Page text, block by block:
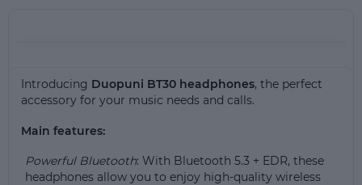
Introducing Duopuni BT30 headphones, the perfect
accessory for your music needs and calls.
Main features:
Powerful Bluetooth: With Bluetooth 5.3 + EDR, these
headphones allow you to enjoy high-quality wireless